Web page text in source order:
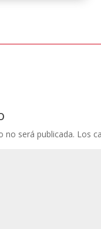
no será publicada. Los